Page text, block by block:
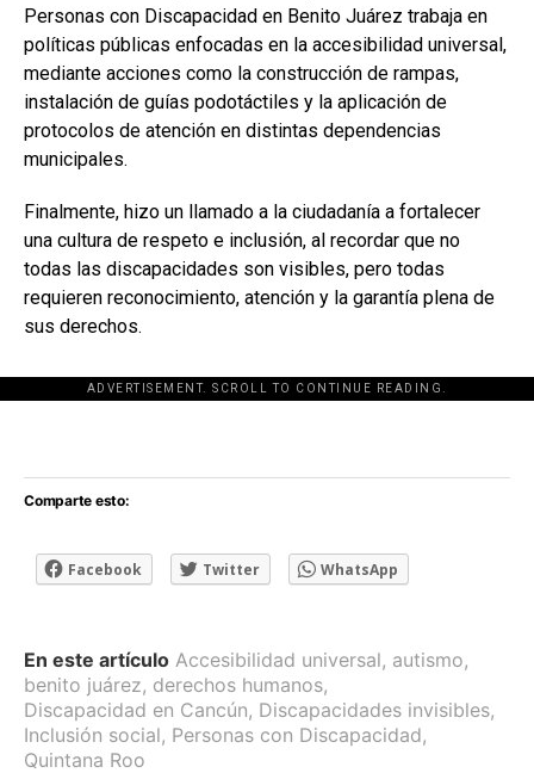
Personas con Discapacidad en Benito Juárez trabaja en
políticas públicas enfocadas en la accesibilidad universal,
mediante acciones como la construcción de rampas,
instalación de guías podotáctiles y la aplicación de
protocolos de atención en distintas dependencias
municipales.
Finalmente, hizo un llamado a la ciudadanía a fortalecer
una cultura de respeto e inclusión, al recordar que no
todas las discapacidades son visibles, pero todas
requieren reconocimiento, atención y la garantía plena de
sus derechos.
ADVERTISEMENT. SCROLL TO CONTINUE READING.
[adsforwp id="243463"]
Comparte esto:
Facebook Twitter WhatsApp
En este artículo Accesibilidad universal, autismo,
benito juárez, derechos humanos,
Discapacidad en Cancún, Discapacidades invisibles,
Inclusión social, Personas con Discapacidad,
Quintana Roo